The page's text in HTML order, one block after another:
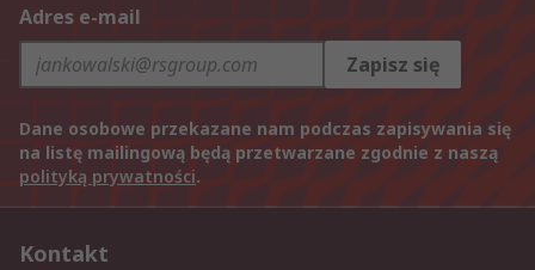
Adres e-mail
Zapisz się
Dane osobowe przekazane nam podczas zapisywania się
na listę mailingową będą przetwarzane zgodnie z naszą
polityką prywatności.
Kontakt